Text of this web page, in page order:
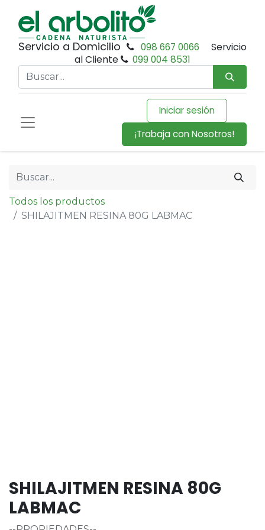
Servicio a Domicilio 098 667 0066
Servicio
al Cliente
099 004 8531
Iniciar sesión
¡Trabaja con Nosotros!
Todos los productos
SHILAJITMEN RESINA 80G LABMAC
SHILAJITMEN RESINA 80G
LABMAC